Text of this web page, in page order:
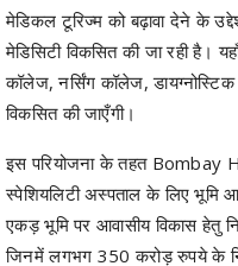
कॉलेज, नर्सिंग कॉलेज,
विकसित की जाएँगी।
इस परियोजना के तहत Bombay
स्पेशियलिटी अस्पताल के लिए भूमि
एकड़ भूमि पर आवासीय विकास हेतु
जिनमें लगभग 350 करोड़ रुपये के
*महिला सशक्तिकरण और श्रमिक